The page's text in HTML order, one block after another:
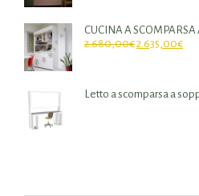
CUCINA A
2.680,00€2.635,00€
Letto a scomparsa a